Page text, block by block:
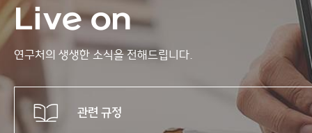
Live on
연구처의 생생한 소식을 전해드립니다.
관련 규정